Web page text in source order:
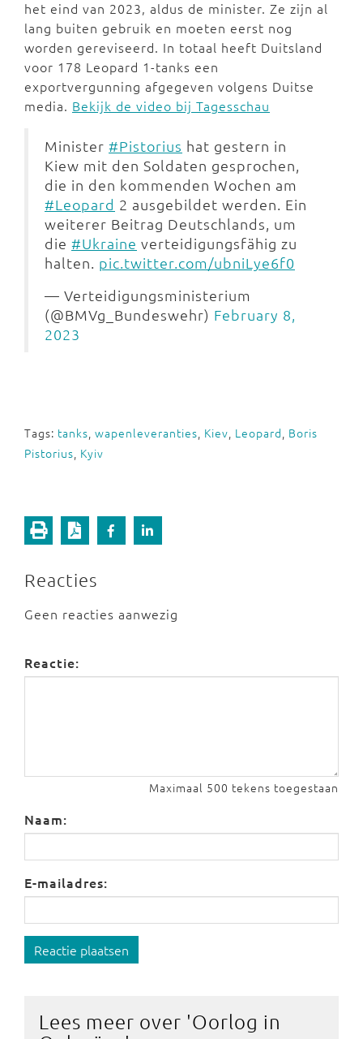
het eind van 2023, aldus de minister. Ze zijn al
lang buiten gebruik en moeten eerst nog
worden gereviseerd. In totaal heeft Duitsland
voor 178 Leopard 1-tanks een
exportvergunning afgegeven volgens Duitse
media. Bekijk de video bij Tagesschau
Minister #Pistorius hat gestern in
Kiew mit den Soldaten gesprochen,
die in den kommenden Wochen am
#Leopard 2 ausgebildet werden. Ein
weiterer Beitrag Deutschlands, um
die #Ukraine verteidigungsfähig zu
halten. pic.twitter.com/ubniLye6f0
— Verteidigungsministerium
(@BMVg_Bundeswehr) February 8,
2023
Tags: tanks, wapenleveranties, Kiev, Leopard, Boris
Pistorius, Kyiv
Reacties
Geen reacties aanwezig
Reactie:
Maximaal 500 tekens toegestaan
Naam:
E-mailadres:
Reactie plaatsen
Lees meer over 'Oorlog in